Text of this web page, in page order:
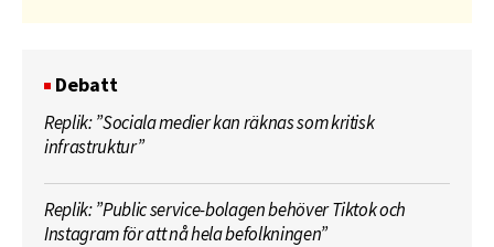
Debatt
Replik: ”Sociala medier kan räknas som kritisk
infrastruktur”
Replik: ”Public service-bolagen behöver Tiktok och
Instagram för att nå hela befolkningen”